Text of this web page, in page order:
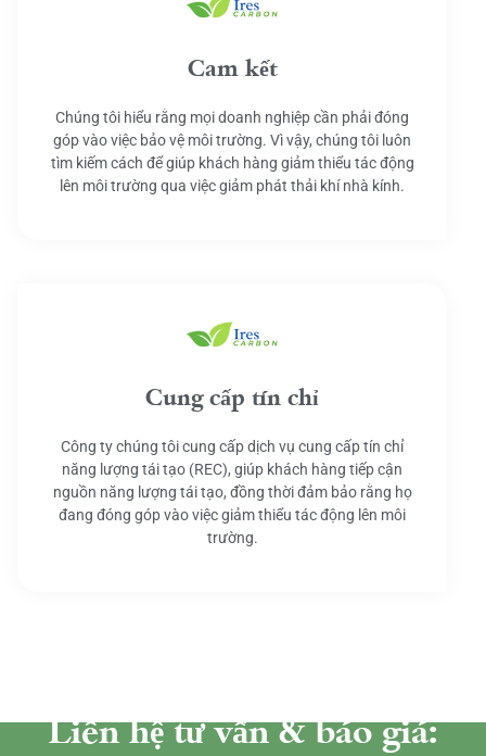
Cam kết
Chúng tôi hiểu rằng mọi doanh nghiệp cần phải đóng
góp vào việc bảo vệ môi trường. Vì vậy, chúng tôi luôn
tìm kiếm cách để giúp khách hàng giảm thiểu tác động
lên môi trường qua việc giảm phát thải khí nhà kính.
Cung cấp tín chỉ
Công ty chúng tôi cung cấp dịch vụ cung cấp tín chỉ
năng lượng tái tạo (REC), giúp khách hàng tiếp cận
nguồn năng lượng tái tạo, đồng thời đảm bảo rằng họ
đang đóng góp vào việc giảm thiểu tác động lên môi
trường.
Liên hệ tư vấn & báo giá: